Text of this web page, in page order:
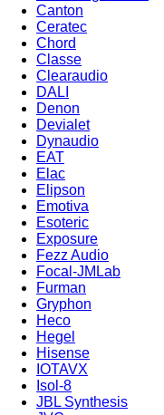
Canton
Ceratec
Chord
Classe
Clearaudio
DALI
Denon
Devialet
Dynaudio
EAT
Elac
Elipson
Emotiva
Esoteric
Exposure
Fezz Audio
Focal-JMLab
Furman
Gryphon
Heco
Hegel
Hisense
IOTAVX
Isol-8
JBL Synthesis